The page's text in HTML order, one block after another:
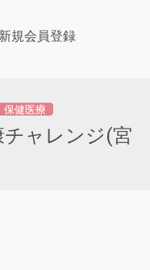
新規会員登録
保健医療
ャレンジ(宮